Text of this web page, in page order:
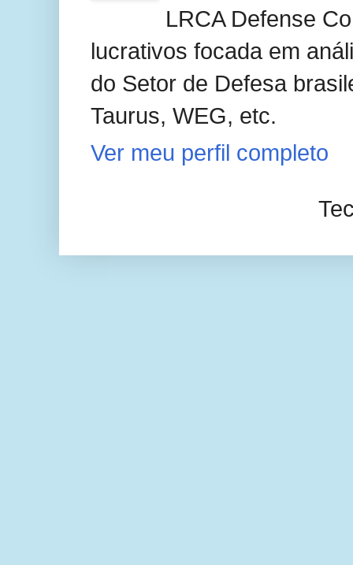
LRCA Defense
lucrativos focada em
do Setor de Defesa
Taurus, WEG, etc.
Ver meu perfil completo